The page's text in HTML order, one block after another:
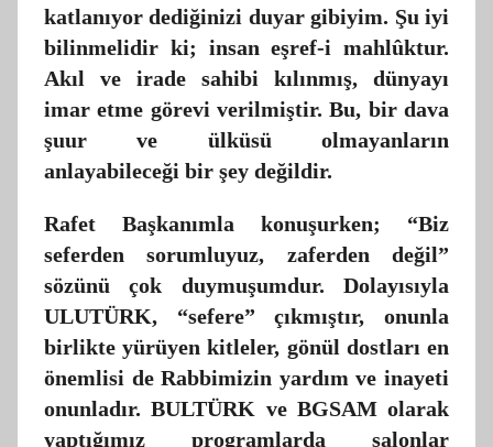
katlanıyor dediğinizi duyar gibiyim. Şu iyi
bilinmelidir ki; insan eşref-i mahlûktur.
Akıl ve irade sahibi kılınmış, dünyayı
imar etme görevi verilmiştir. Bu, bir dava
şuur ve ülküsü olmayanların
anlayabileceği bir şey değildir.
Rafet Başkanımla konuşurken; “Biz
seferden sorumluyuz, zaferden değil”
sözünü çok duymuşumdur. Dolayısıyla
ULUTÜRK, “sefere” çıkmıştır, onunla
birlikte yürüyen kitleler, gönül dostları en
önemlisi de Rabbimizin yardım ve inayeti
onunladır. BULTÜRK ve BGSAM olarak
yaptığımız programlarda salonlar